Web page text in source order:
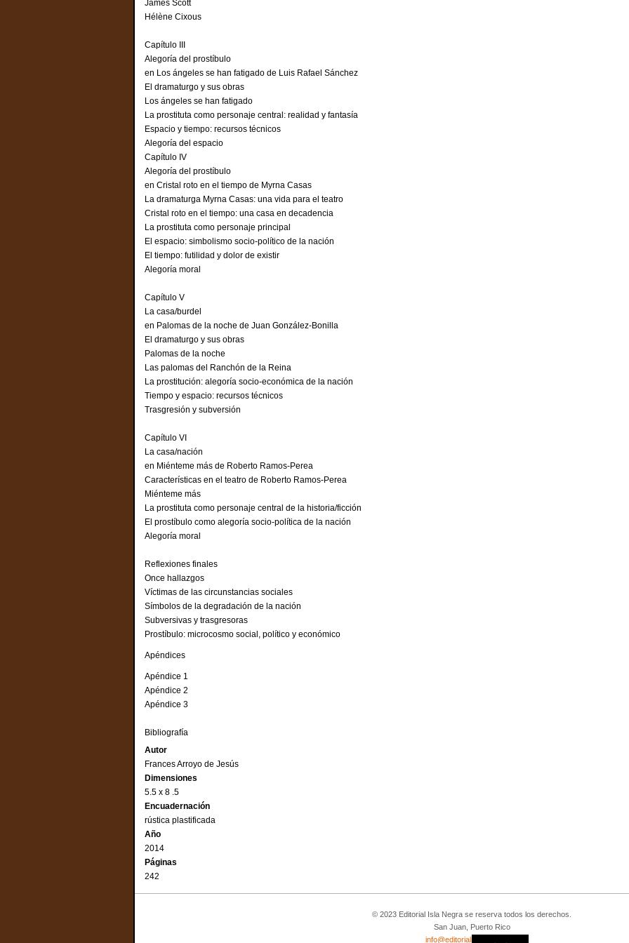
James Scott
Hélène Cixous
Capítulo III
Alegoría del prostíbulo
en Los ángeles se han fatigado de Luis Rafael Sánchez
El dramaturgo y sus obras
Los ángeles se han fatigado
La prostituta como personaje central: realidad y fantasía
Espacio y tiempo: recursos técnicos
Alegoría del espacio
Capítulo IV
Alegoría del prostíbulo
en Cristal roto en el tiempo de Myrna Casas
La dramaturga Myrna Casas: una vida para el teatro
Cristal roto en el tiempo: una casa en decadencia
La prostituta como personaje principal
El espacio: simbolismo socio-político de la nación
El tiempo: futilidad y dolor de existir
Alegoría moral
Capítulo V
La casa/burdel
en Palomas de la noche de Juan González-Bonilla
El dramaturgo y sus obras
Palomas de la noche
Las palomas del Ranchón de la Reina
La prostitución: alegoría socio-económica de la nación
Tiempo y espacio: recursos técnicos
Trasgresión y subversión
Capítulo VI
La casa/nación
en Miénteme más de Roberto Ramos-Perea
Características en el teatro de Roberto Ramos-Perea
Miénteme más
La prostituta como personaje central de la historia/ficción
El prostíbulo como alegoría socio-política de la nación
Alegoría moral
Reflexiones finales
Once hallazgos
Víctimas de las circunstancias sociales
Símbolos de la degradación de la nación
Subversivas y trasgresoras
Prostíbulo: microcosmo social, político y económico
Apéndices
Apéndice 1
Apéndice 2
Apéndice 3
Bibliografía
Autor
Frances Arroyo de Jesús
Dimensiones
5.5 x 8 .5
Encuadernación
rústica plastificada
Año
2014
Páginas
242
© 2023 Editorial Isla Negra se reserva todos los derechos.
San Juan, Puerto Rico
info@editorialislanegra.com